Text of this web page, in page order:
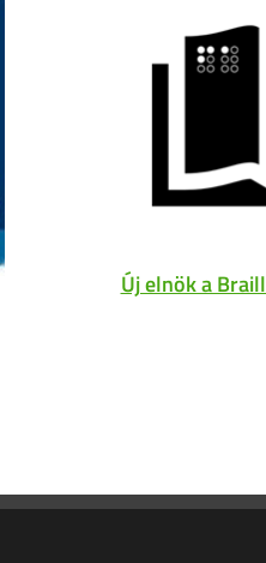
Új elnök a